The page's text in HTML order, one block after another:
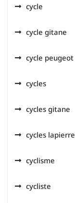
cycle
cycle gitane
cycle peugeot
cycles
cycles gitane
cycles lapierre
cyclisme
cycliste